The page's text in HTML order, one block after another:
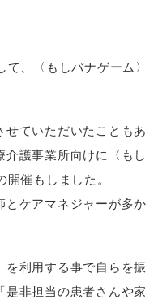
、〈もしバナゲーム〉
ていただいたこともあ
介護事業所向けに〈もし
催もしました。
とケアマネジャーが多か
利用する事で自らを振
是非担当の患者さんや家